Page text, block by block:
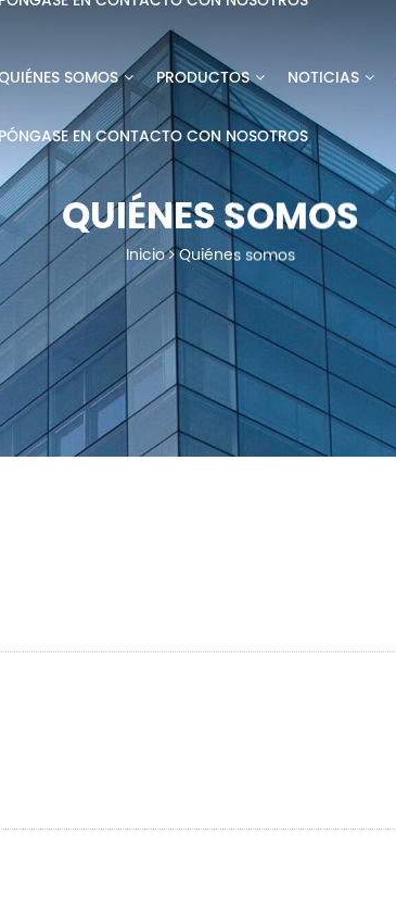
SOMOS PRODUCTOS NOTICIAS
PÓNGASE EN CONTACTO CON NOSOTROS
QUIÉNES SOMOS
Inicio Quiénes somos